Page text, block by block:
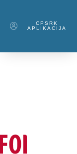
CPSRK
APLIKACIJA